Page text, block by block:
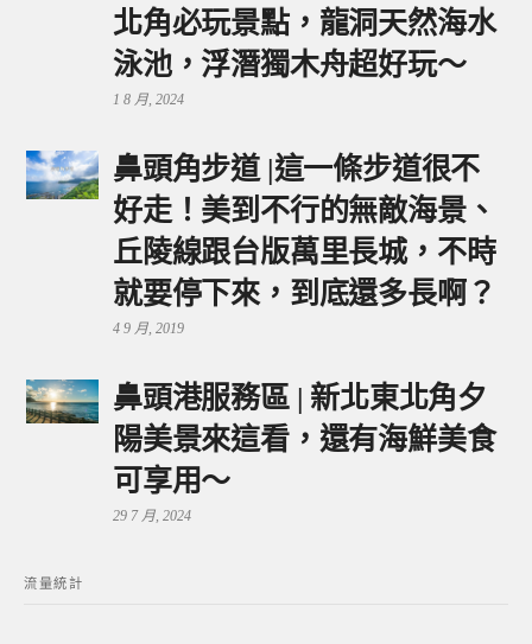
北角必玩景點，龍洞天然海水
泳池，浮潛獨木舟超好玩～
1 8 月, 2024
鼻頭角步道 |這一條步道很不
好走！美到不行的無敵海景、
丘陵線跟台版萬里長城，不時
就要停下來，到底還多長啊？
4 9 月, 2019
鼻頭港服務區 | 新北東北角夕
陽美景來這看，還有海鮮美食
可享用～
29 7 月, 2024
流量統計